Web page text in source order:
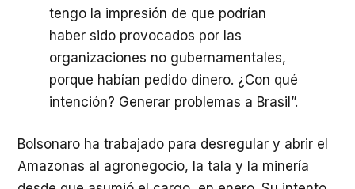
tengo la impresión de que podrían
haber sido provocados por las
organizaciones no gubernamentales,
porque habían pedido dinero. ¿Con qué
intención? Generar problemas a Brasil”.
Bolsonaro ha trabajado para desregular y abrir el
Amazonas al agronegocio, la tala y la minería